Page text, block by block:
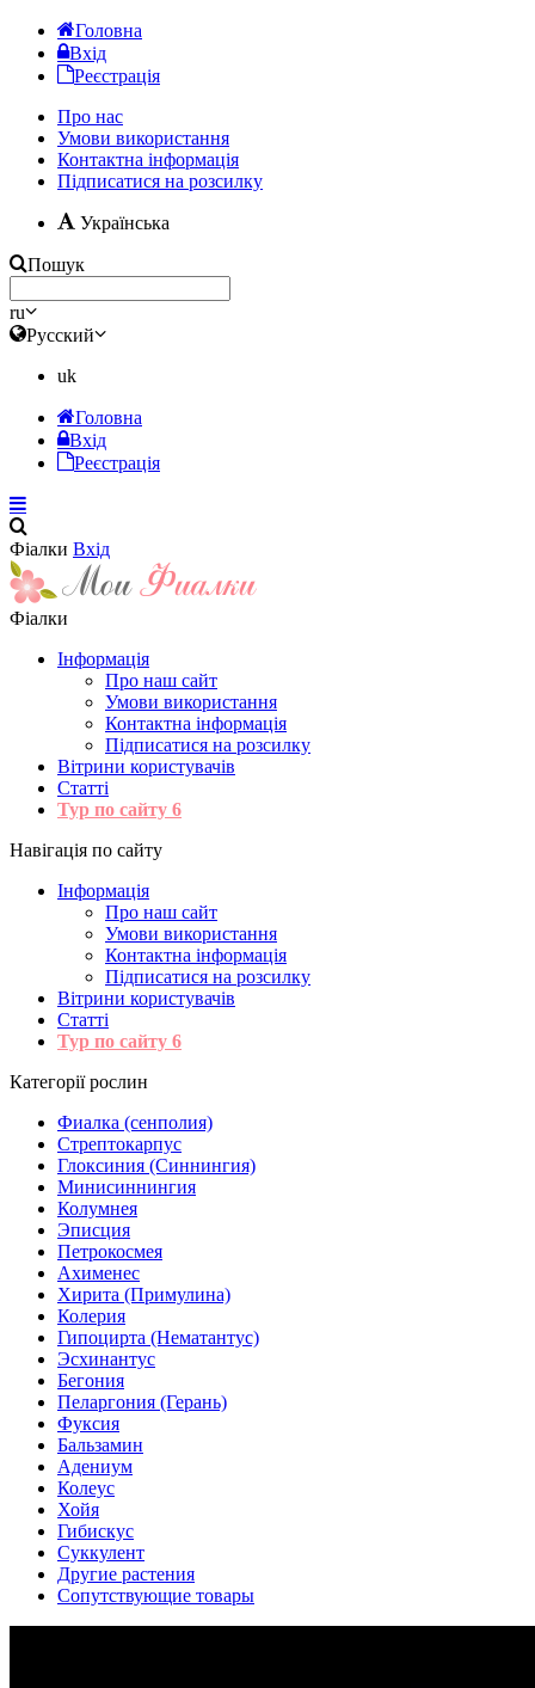
Головна
Вхід
Реєстрація
Про нас
Умови використання
Контактна інформація
Підписатися на розсилку
Українська
Пошук
ru
Русский
uk
Головна
Вхід
Реєстрація
Фіалки Вхід
Фіалки
Інформація
Про наш сайт
Умови використання
Контактна інформація
Підписатися на розсилку
Вітрини користувачів
Статті
Тур по сайту 6
Навігація по сайту
Інформація
Про наш сайт
Умови використання
Контактна інформація
Підписатися на розсилку
Вітрини користувачів
Статті
Тур по сайту 6
Категорії рослин
Фиалка (сенполия)
Стрептокарпус
Глоксиния (Синнингия)
Минисиннингия
Колумнея
Эписция
Петрокосмея
Ахименес
Хирита (Примулина)
Колерия
Гипоцирта (Нематантус)
Эсхинантус
Бегония
Пеларгония (Герань)
Фуксия
Бальзамин
Адениум
Колеус
Хойя
Гибискус
Суккулент
Другие растения
Сопутствующие товары